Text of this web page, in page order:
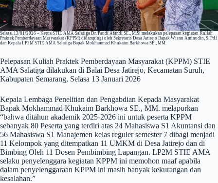
Selasa. 13/01/2026 – Ketua STIE AMA Salatiga Dr. Pandi Afandi SE., M.Si melakukan pelepasan kegiatan Kuliah
Praktek Pemberdayaan Masyarakat (KPPM) didampingi oleh Sekretaris Desa Jatirejo Bapak Wisnu Aminudin, S. Pd.i
dan Kepala LP2M STIE AMA Salatiga Bapak Mokhammad Khukaim Barkhowa SE., MM.
Pelepasan Kuliah Praktek Pemberdayaan Masyarakat (KPPM) STIE
AMA Salatiga dilakukan di Balai Desa Jatirejo, Kecamatan Suruh,
Kabupaten Semarang, Selasa 13 Januari 2026
Kepala Lembaga Penelitian dan Pengabdian Kepada Masyarakat
Bapak Mokhammad Khukaim Barkhowa SE., MM. melaporkan
“bahwa ditahun akademik 2025-2026 ini untuk peserta KPPM
sebanyak 80 Peserta yang terdiri atas 24 Mahasiswa S1 Akuntansi dan
56 Mahasiswa S1 Manajemen kelas reguler semester 7 dibagi menjadi
11 Kelompok yang ditempatkan 11 UMKM di Desa Jatirejo dan di
Bimbing Oleh 11 Dosen Pembimbing Lapangan. LP2M STIE AMA
selaku penyelenggara kegiatan KPPM ini memohon maaf apabila
dalam penyelenggaraan KPPM ini masih banyak kekurangan dan
kesalahan.”